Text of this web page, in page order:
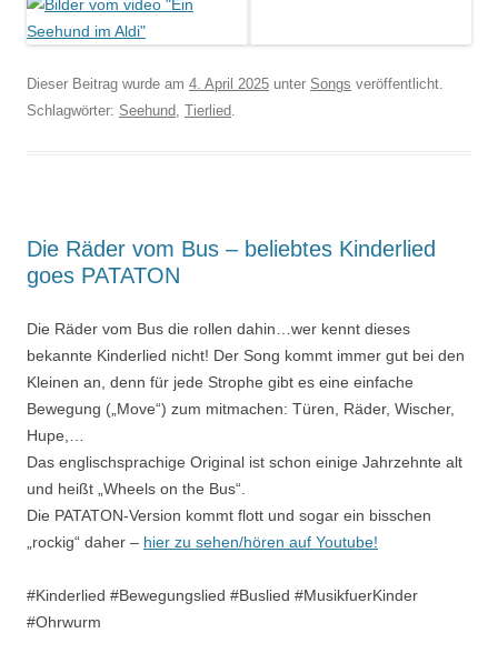
Dieser Beitrag wurde am 4. April 2025 unter Songs veröffentlicht.
Schlagwörter: Seehund, Tierlied.
Die Räder vom Bus – beliebtes Kinderlied
goes PATATON
Die Räder vom Bus die rollen dahin…wer kennt dieses
bekannte Kinderlied nicht! Der Song kommt immer gut bei den
Kleinen an, denn für jede Strophe gibt es eine einfache
Bewegung („Move“) zum mitmachen: Türen, Räder, Wischer,
Hupe,…
Das englischsprachige Original ist schon einige Jahrzehnte alt
und heißt „Wheels on the Bus“.
Die PATATON-Version kommt flott und sogar ein bisschen
„rockig“ daher – hier zu sehen/hören auf Youtube!
#Kinderlied #Bewegungslied #Buslied #MusikfuerKinder
#Ohrwurm